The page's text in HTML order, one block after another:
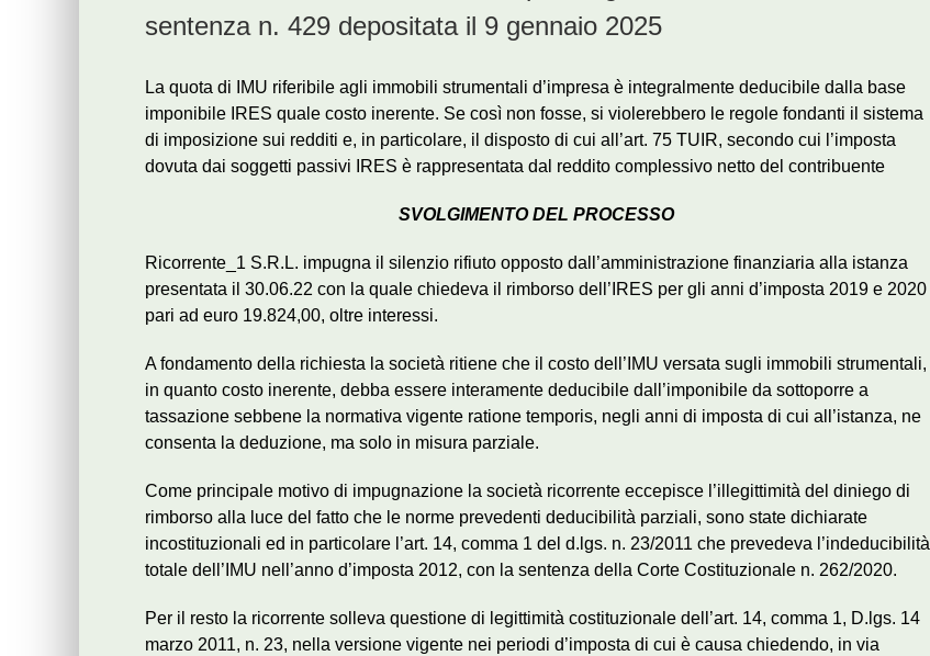
sentenza n. 429 depositata il 9 gennaio 2025
La quota di IMU riferibile agli immobili strumentali d’impresa è integralmente deducibile dalla base
imponibile IRES quale costo inerente. Se così non fosse, si violerebbero le regole fondanti il sistema
di imposizione sui redditi e, in particolare, il disposto di cui all’art. 75 TUIR, secondo cui l’imposta
dovuta dai soggetti passivi IRES è rappresentata dal reddito complessivo netto del contribuente
SVOLGIMENTO DEL PROCESSO
Ricorrente_1 S.R.L. impugna il silenzio rifiuto opposto dall’amministrazione finanziaria alla istanza
presentata il 30.06.22 con la quale chiedeva il rimborso dell’IRES per gli anni d’imposta 2019 e 2020
pari ad euro 19.824,00, oltre interessi.
A fondamento della richiesta la società ritiene che il costo dell’IMU versata sugli immobili strumentali,
in quanto costo inerente, debba essere interamente deducibile dall’imponibile da sottoporre a
tassazione sebbene la normativa vigente ratione temporis, negli anni di imposta di cui all’istanza, ne
consenta la deduzione, ma solo in misura parziale.
Come principale motivo di impugnazione la società ricorrente eccepisce l’illegittimità del diniego di
rimborso alla luce del fatto che le norme prevedenti deducibilità parziali, sono state dichiarate
incostituzionali ed in particolare l’art. 14, comma 1 del d.lgs. n. 23/2011 che prevedeva l’indeducibilità
totale dell’IMU nell’anno d’imposta 2012, con la sentenza della Corte Costituzionale n. 262/2020.
Per il resto la ricorrente solleva questione di legittimità costituzionale dell’art. 14, comma 1, D.lgs. 14
marzo 2011, n. 23, nella versione vigente nei periodi d’imposta di cui è causa chiedendo, in via